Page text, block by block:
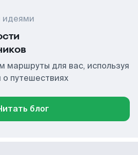
идеями
маршруты для вас, используя
о путешествиях
блог